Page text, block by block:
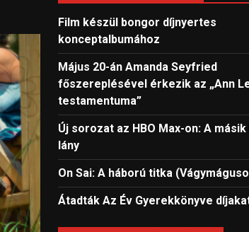
Film készül bongor díjnyertes
konceptalbumához
Május 20-án Amanda Seyfried
főszereplésével érkezik az „Ann
testamentuma”
Új sorozat az HBO Max-on: A
lány
On Sai: A ​háború titka
Átadták Az Év Gyerekkönyve